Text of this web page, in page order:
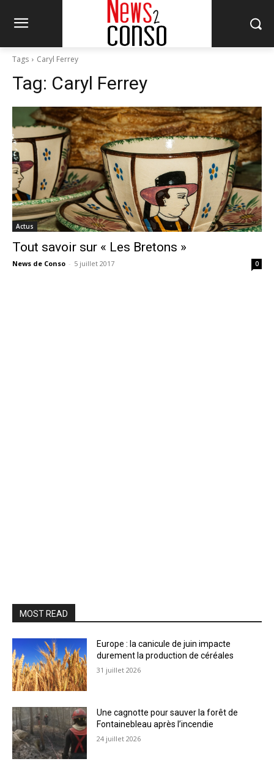
Tags Caryl Ferrey
Tag: Caryl Ferrey
Actus
Tout savoir sur « Les Bretons »
News de Conso - 5 juillet 2017 0
MOST READ
Europe : la canicule de juin impacte
durement la production de céréales
31 juillet 2026
Une cagnotte pour sauver la forêt de
Fontainebleau après l’incendie
24 juillet 2026